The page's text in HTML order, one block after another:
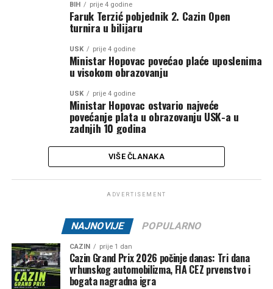
BIH prije 4 godine
Faruk Terzić pobjednik 2. Cazin Open
turnira u bilijaru
USK prije 4 godine
Ministar Hopovac povećao plaće uposlenima
u visokom obrazovanju
USK prije 4 godine
Ministar Hopovac ostvario najveće
povećanje plata u obrazovanju USK-a u
zadnjih 10 godina
VIŠE ČLANAKA
ADVERTISEMENT
NAJNOVIJE POPULARNO
CAZIN prije 1 dan
Cazin Grand Prix 2026 počinje danas: Tri dana
vrhunskog automobilizma, FIA CEZ prvenstvo i
bogata nagradna igra